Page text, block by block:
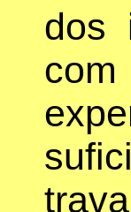
dos